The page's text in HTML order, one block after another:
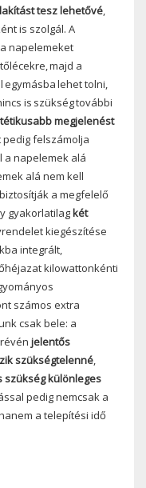
tesz lehetővé,
is szolgál. A
napelemeket
majd a
lehet tolni,
is szükség további
megjelenést
felszámolja
a napelemek alá
alá nem kell
a megfelelő
gyakorlatilagkét
kiegészítése
integrált,
kilowattonkénti
számos extra
csak bele: a
jelentős
szükségtelenné,
szükség különleges
pedig nemcsak a
a telepítési idő